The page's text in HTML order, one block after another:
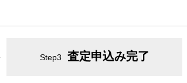
Step3 査定申込み完了